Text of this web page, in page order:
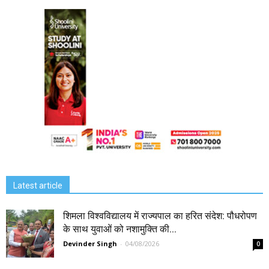
Latest article
शिमला विश्वविद्यालय में राज्यपाल का हरित संदेश: पौधरोपण
के साथ युवाओं को नशामुक्ति की...
Devinder Singh - 04/08/2026 0